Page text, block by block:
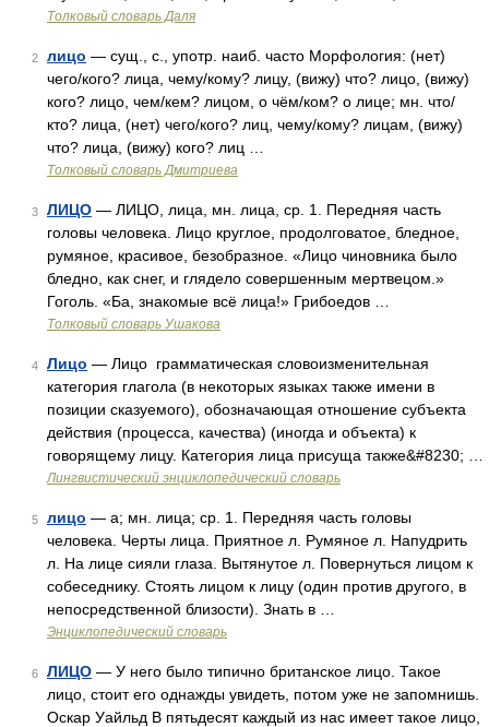
Толковый словарь Даля
2 лицо — сущ., с., употр. наиб. часто Морфология: (нет)
чего/кого? лица, чему/кому? лицу, (вижу) что? лицо, (вижу)
кого? лицо, чем/кем? лицом, о чём/ком? о лице; мн. что/
кто? лица, (нет) чего/кого? лиц, чему/кому? лицам, (вижу)
что? лица, (вижу) кого? лиц …
Толковый словарь Дмитриева
3 ЛИЦО — ЛИЦО, лица, мн. лица, ср. 1. Передняя часть
головы человека. Лицо круглое, продолговатое, бледное,
румяное, красивое, безобразное. «Лицо чиновника было
бледно, как снег, и глядело совершенным мертвецом.»
Гоголь. «Ба, знакомые всё лица!» Грибоедов …
Толковый словарь Ушакова
4 Лицо — Лицо грамматическая словоизменительная
категория глагола (в некоторых языках также имени в
позиции сказуемого), обозначающая отношение субъекта
действия (процесса, качества) (иногда и объекта) к
говорящему лицу. Категория лица присуща также&#8230; …
Лингвистический энциклопедический словарь
5 лицо — а; мн. лица; ср. 1. Передняя часть головы
человека. Черты лица. Приятное л. Румяное л. Напудрить
л. На лице сияли глаза. Вытянутое л. Повернуться лицом к
собеседнику. Стоять лицом к лицу (один против другого, в
непосредственной близости). Знать в …
Энциклопедический словарь
6 ЛИЦО — У него было типично британское лицо. Такое
лицо, стоит его однажды увидеть, потом уже не запомнишь.
Оскар Уайльд В пятьдесят каждый из нас имеет такое лицо,